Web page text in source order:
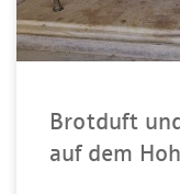
Brotduft
auf dem